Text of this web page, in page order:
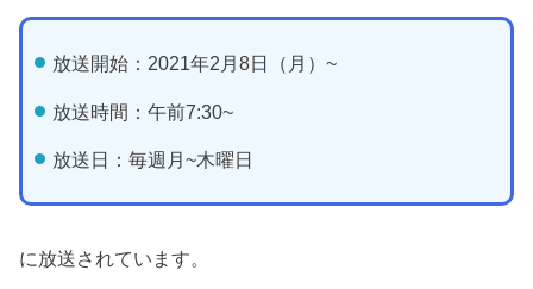
放送開始：2021年2月8日（月）~
放送時間：午前7:30~
放送日：毎週月~木曜日
に放送されています。